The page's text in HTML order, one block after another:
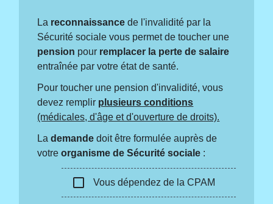
La reconnaissance de l'invalidité par la
Sécurité sociale vous permet de toucher une
pension pour remplacer la perte de salaire
entraînée par votre état de santé.
Pour toucher une pension d'invalidité, vous
devez remplir plusieurs conditions
(médicales, d'âge et d'ouverture de droits).
Lademande doit être formulée auprès de
votreorganisme de Sécurité sociale :
check_box_outline_blank Vous dépendez de la CPAM